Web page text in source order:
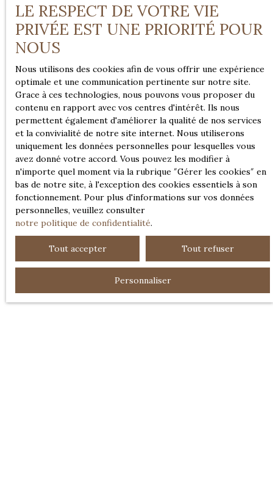
LE RESPECT DE VOTRE VIE
PRIVÉE EST UNE PRIORITÉ POUR
NOUS
Nous utilisons des cookies afin de vous offrir une expérience
optimale et une communication pertinente sur notre site.
Grace à ces technologies, nous pouvons vous proposer du
contenu en rapport avec vos centres d'intérêt. Ils nous
permettent également d'améliorer la qualité de nos services
et la convivialité de notre site internet. Nous utiliserons
uniquement les données personnelles pour lesquelles vous
avez donné votre accord. Vous pouvez les modifier à
n'importe quel moment via la rubrique ″Gérer les cookies″ en
bas de notre site, à l'exception des cookies essentiels à son
fonctionnement. Pour plus d'informations sur vos données
personnelles, veuillez consulter
notre politique de confidentialité.
Tout accepter Tout refuser
Personnaliser